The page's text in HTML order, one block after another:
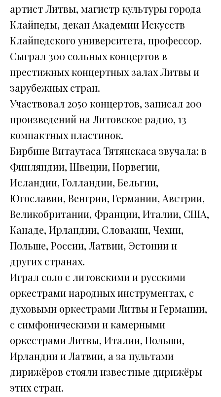
артист Литвы, магистр культуры города
Клайпеды, декан Академии Искусств
Клайпедского университета, профессор.
Сыграл 300 сольных концертов в
престижных концертных залах Литвы и
зарубежных стран.
Участвовал 2050 концертов, записал 200
произведений на Литовское радио, 13
компактных пластинок.
Бирбине Витаутаса Тятянскаса звучала: в
Финляндии, Швеции, Норвегии,
Исландии, Голландии, Бельгии,
Югославии, Венгрии, Германии, Австрии,
Великобритании, Франции, Италии, США,
Канаде, Ирландии, Словакии, Чехии,
Польше, России, Латвии, Эстонии и
других странах.
Играл соло с литовскими и русскими
оркестрами народных инструментах, с
духовыми оркестрами Литвы и Германии,
с симфоническими и камерными
оркестрами Литвы, Италии, Польши,
Ирландии и Латвии, а за пультами
дирижёров стояли известные дирижёры
этих стран.